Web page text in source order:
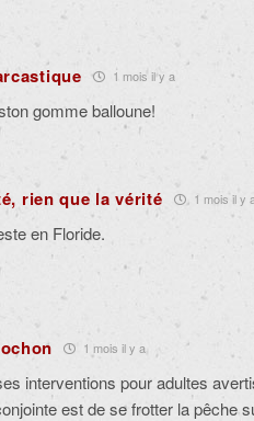
1 mois il y a
gomme balloune!
rien que la vérité 1 mois il y
en Floride.
1 mois il y a
interventions pour adultes
est de se frotter la pêche